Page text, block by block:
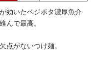
効いたベジポタ濃厚魚介
んで最高。
点がないつけ麺。